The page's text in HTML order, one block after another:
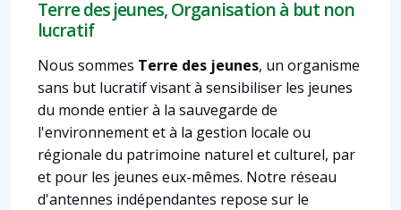
Terre des jeunes, Organisation à but non
lucratif
Nous sommes Terre des jeunes, un organisme
sans but lucratif visant à sensibiliser les jeunes
du monde entier à la sauvegarde de
l'environnement et à la gestion locale ou
régionale du patrimoine naturel et culturel, par
et pour les jeunes eux-mêmes. Notre réseau
d'antennes indépendantes repose sur le